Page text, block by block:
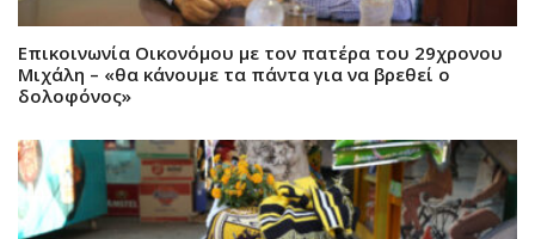
Επικοινωνία Οικονόμου με τον πατέρα του 29χρονου
Μιχάλη – «θα κάνουμε τα πάντα για να βρεθεί ο
δολοφόνος»